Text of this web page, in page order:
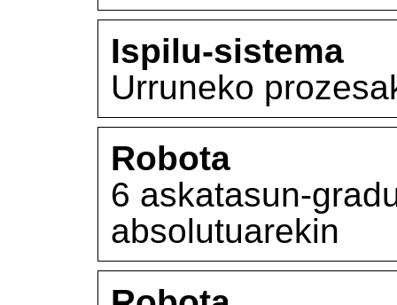
Ispilu-sistema
Urruneko
Robota
6 askatasun-
absolutuarekin